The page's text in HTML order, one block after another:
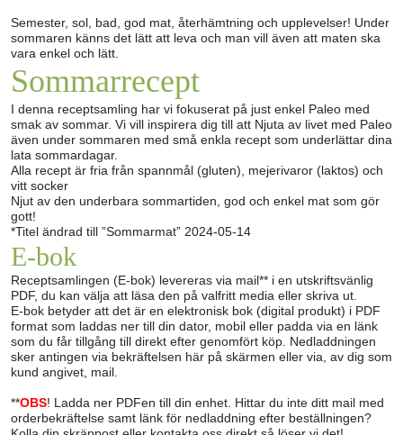
Semester, sol, bad, god mat, återhämtning och upplevelser! Under
sommaren känns det lätt att leva och man vill även att maten ska
vara enkel och lätt.
Sommarrecept
I denna receptsamling har vi fokuserat på just enkel Paleo med
smak av sommar. Vi vill inspirera dig till att Njuta av livet med Paleo
även under sommaren med små enkla recept som underlättar dina
lata sommardagar.
Alla recept är fria från spannmål (gluten), mejerivaror (laktos) och
vitt socker
Njut av den underbara sommartiden, god och enkel mat som gör
gott!
*Titel ändrad till ”Sommarmat” 2024-05-14
E-bok
Receptsamlingen (E-bok) levereras via mail** i en utskriftsvänlig
PDF, du kan välja att läsa den på valfritt media eller skriva ut.
E-bok betyder att det är en elektronisk bok (digital produkt) i PDF
format som laddas ner till din dator, mobil eller padda via en länk
som du får tillgång till direkt efter genomfört köp. Nedladdningen
sker antingen via bekräftelsen här på skärmen eller via, av dig som
kund angivet, mail.
**OBS! Ladda ner PDFen till din enhet. Hittar du inte ditt mail med
orderbekräftelse samt länk för nedladdning efter beställningen?